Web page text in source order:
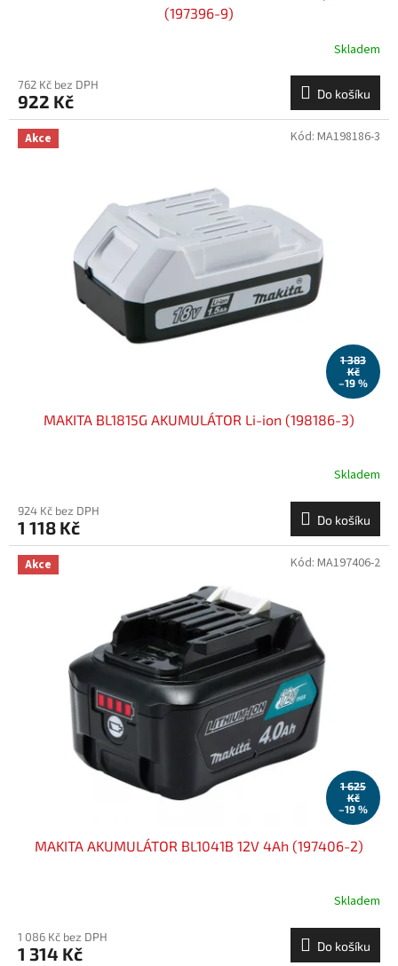
(197396-9)
Skladem
762 Kč bez DPH
922 Kč Do košíku
Akce
1 383
Kč
–19 %
MAKITA BL1815G AKUMULÁTOR Li-ion (198186-3)
Skladem
924 Kč bez DPH
1 118 Kč Do košíku
Kód: MA198186-3
Akce
1 625
Kč
–19 %
MAKITA AKUMULÁTOR BL1041B 12V 4Ah (197406-2)
Skladem
1 086 Kč bez DPH
1 314 Kč Do košíku
Kód: MA197406-2